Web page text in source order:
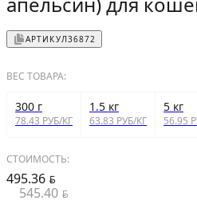
АРТИКУЛ36872
ВЕС ТОВАРА:
300 г
78.43 РУБ/КГ
1.5 кг
63.83 РУБ/КГ
5 кг
56.95
СТОИМОСТЬ:
495.36 BYN
545.40 BYN